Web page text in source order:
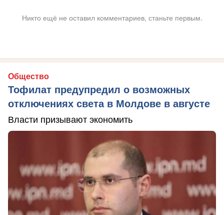
Никто ещё не оставил комментариев, станьте первым.
Общество
Тофилат предупредил о возможных
отключениях света в Молдове в августе
Власти призывают экономить